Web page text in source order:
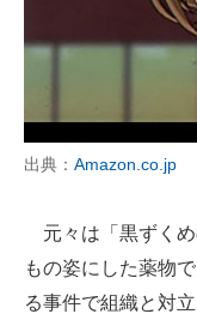
出典： Amazon.co.jp
元々は「黒ずくめ
もの姿にした薬物
る事件で組織と対